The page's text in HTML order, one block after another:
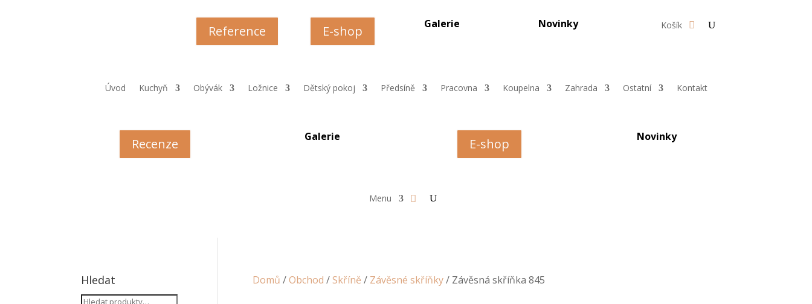
Reference E-shop Galerie Novinky Košík
Úvod Kuchyň Obývák Ložnice Dětský pokoj Předsíně Pracovna Koupelna Zahrada Ostatní Kontakt
Recenze Galerie E-shop Novinky
Menu
Domů /Obchod /Skříně / Závěsné skříňky/ Závěsná skříňka 845
Hledat
Hledat: